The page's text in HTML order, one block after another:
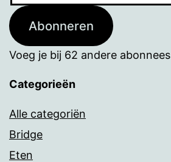
Abonneren
Voeg je bij 62 andere abonnees
Categorieën
Alle categoriën
Bridge
Eten